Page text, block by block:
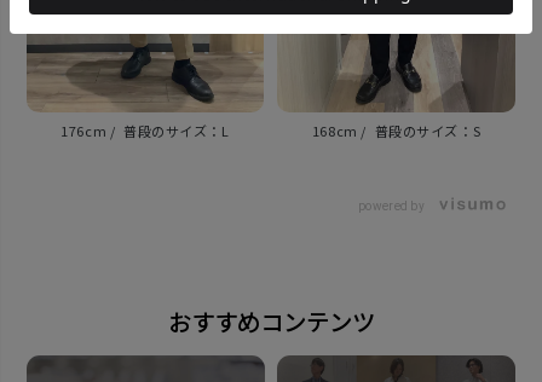
原産国
中国
この商品に対するお問い合わせ
L
176cm S
168cm
powered by
おすすめコンテンツ